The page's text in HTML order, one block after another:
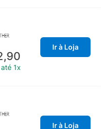
1x
Ir à Loja
Ir à Loja